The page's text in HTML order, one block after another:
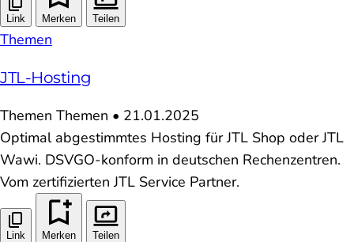
Link Merken Teilen
Themen
JTL-Hosting
Themen Themen • 21.01.2025
Optimal abgestimmtes Hosting für JTL Shop oder JTL
Wawi. DSVGO-konform in deutschen Rechenzentren.
Vom zertifizierten JTL Service Partner.
Link Merken Teilen